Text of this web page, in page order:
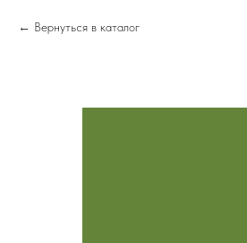
Вернуться в каталог